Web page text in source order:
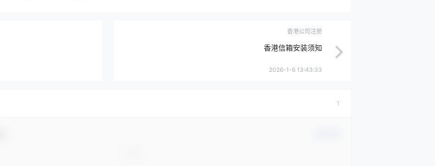
香港公司注册
香港信箱安装须知
2026-1-6 13:43:33
1